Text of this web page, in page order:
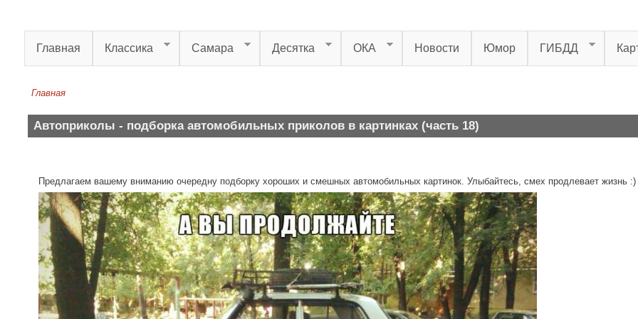
Главная Классика Самара Десятка ОКА Новости Юмор ГИБДД
Главная
Автоприколы - подборка автомобильных приколов в картинках (часть 18)
Предлагаем вашему вниманию очередну подборку хороших и смешных автомобильных картинок. Улыбайтесь, смех продлевает жизнь :)